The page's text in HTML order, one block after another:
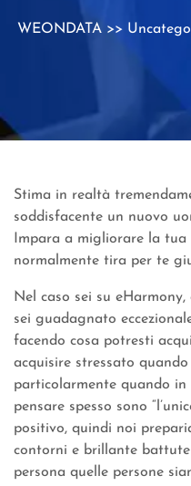
WEONDATA>>
Stima in realtà
soddisfacente un nuovo
Impara a migliorare la
normalmente tira per te
Nel caso sei su
sei guadagnato
facendo cosa potresti
acquisire stressato
particolarmente quando
pensare spesso sono
positivo, quindi noi
contorni e brillante
persona quelle persone